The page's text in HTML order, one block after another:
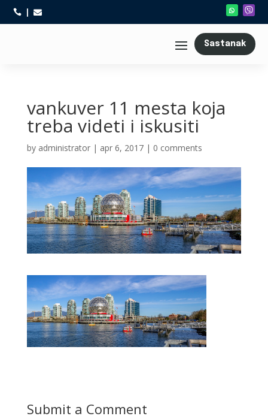
 
Sastanak
vankuver 11 mesta koja
treba videti i iskusiti
by administrator| apr 6, 2017| 0 comments
Submit a Comment